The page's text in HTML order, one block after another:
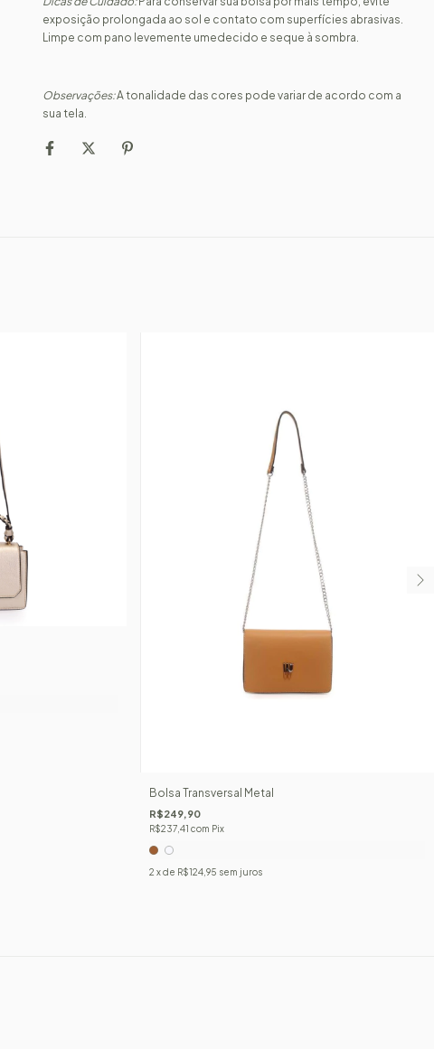
exposição prolongada ao sol e contato com superfícies abrasivas.
Limpe com pano levemente umedecido e seque à sombra.
Observações:A tonalidade das cores pode variar de acordo com a
sua tela.
Bolsa Transversal Metal
R$249,90
R$237,41com Pix
2 x de R$124,95 sem juros